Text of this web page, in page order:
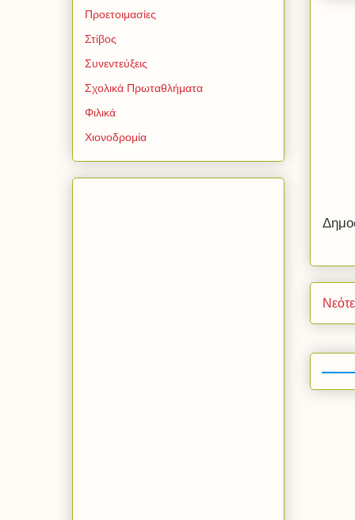
Προετοιμασίες
Στίβος
Συνεντεύξεις
Σχολικά Πρωταθλήματα
Φιλικά
Χιονοδρομία